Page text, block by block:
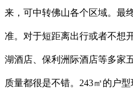
来，可中转佛山各个区域。最
准。对于短距离出行或者不想
湖酒店、保利洲际酒店等多家
质量都很是不错。243㎡的户